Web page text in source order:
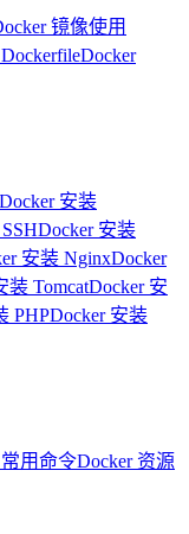
镜像使用
Docker
Docker 安装
Docker 安装
安装 NginxDocker
装 TomcatDocker 安
PHPDocker 安装
用命令Docker 资源